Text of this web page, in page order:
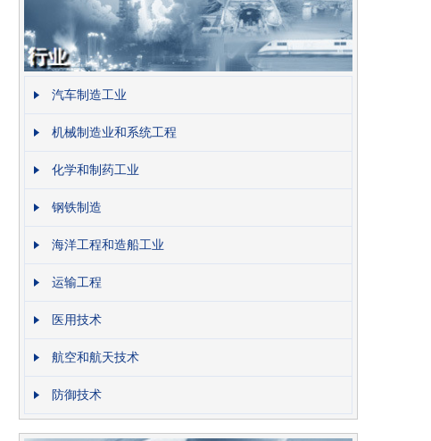
汽车制造工业
机械制造业和系统工程
化学和制药工业
钢铁制造
海洋工程和造船工业
运输工程
医用技术
航空和航天技术
防御技术